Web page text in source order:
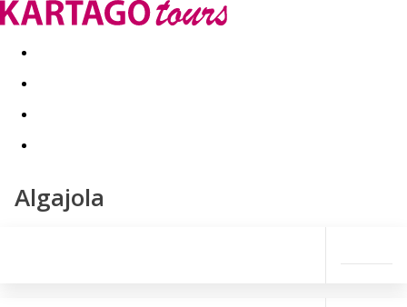
Last minute Dovolenkové kluby
Algajola